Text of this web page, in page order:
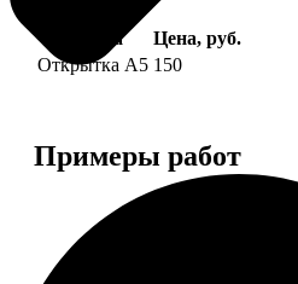
Услуга
Цена, руб.
Открытка А5 150
Примеры работ